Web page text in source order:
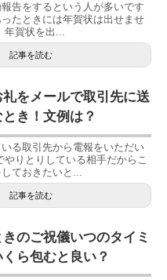
告をするという人が多いです
たときには年賀状は出せませ
年賀状を出...
記事を読む
をメールで取引先に送
き！文例は？
る取引先から電報をいただい
やりとりしている相手だからこ
ておきたいと...
記事を読む
のご祝儀いつのタイミ
ら包むと良い？